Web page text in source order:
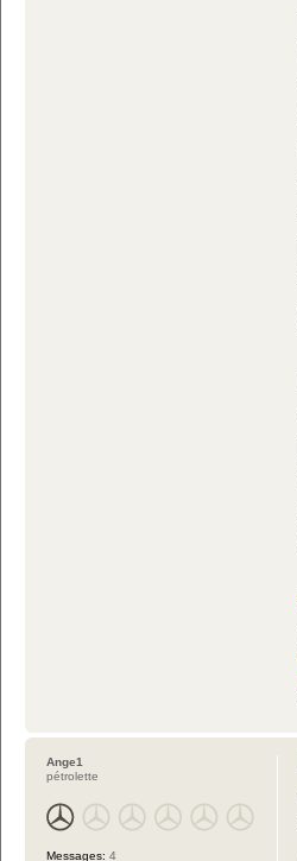
Ange1
pétrolette
Messages: 4